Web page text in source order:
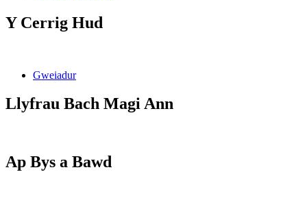
Y Cerrig Hud
Gweiadur
Llyfrau Bach Magi Ann
Ap Bys a Bawd